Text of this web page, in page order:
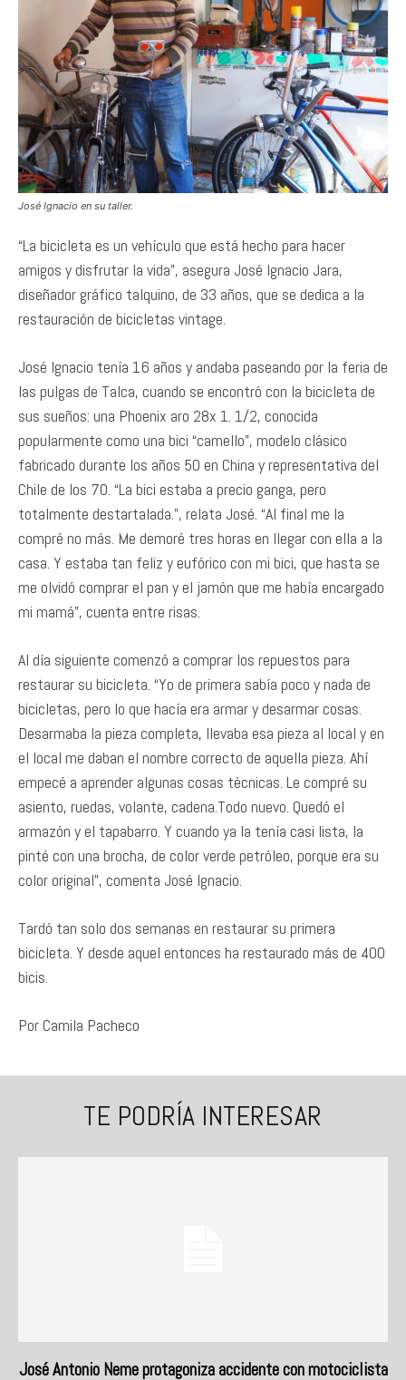
José Ignacio en su taller.
“La bicicleta es un vehículo que está hecho para hacer
amigos y disfrutar la vida”, asegura José Ignacio Jara,
diseñador gráfico talquino, de 33 años, que se dedica a la
restauración de bicicletas vintage.
José Ignacio tenía 16 años y andaba paseando por la feria de
las pulgas de Talca, cuando se encontró con la bicicleta de
sus sueños: una Phoenix aro 28x 1. 1/2, conocida
popularmente como una bici “camello”, modelo clásico
fabricado durante los años 50 en China y representativa del
Chile de los 70. “La bici estaba a precio ganga, pero
totalmente destartalada.”, relata José. “Al final me la
compré no más. Me demoré tres horas en llegar con ella a la
casa. Y estaba tan feliz y eufórico con mi bici, que hasta se
me olvidó comprar el pan y el jamón que me había encargado
mi mamá”, cuenta entre risas.
Al día siguiente comenzó a comprar los repuestos para
restaurar su bicicleta. “Yo de primera sabía poco y nada de
bicicletas, pero lo que hacía era armar y desarmar cosas.
Desarmaba la pieza completa, llevaba esa pieza al local y en
el local me daban el nombre correcto de aquella pieza. Ahí
empecé a aprender algunas cosas técnicas. Le compré su
asiento, ruedas, volante, cadena.Todo nuevo. Quedó el
armazón y el tapabarro. Y cuando ya la tenía casi lista, la
pinté con una brocha, de color verde petróleo, porque era su
color original”, comenta José Ignacio.
Tardó tan solo dos semanas en restaurar su primera
bicicleta. Y desde aquel entonces ha restaurado más de 400
bicis.
Por Camila Pacheco
TE PODRÍA INTERESAR
José Antonio Neme protagoniza accidente con motociclista